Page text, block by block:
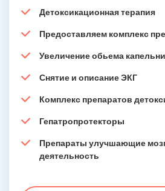
Детоксикационная терапия
Предоставляем комплекс
Увеличение обьема
Снятие и описание ЭКГ
Комплекс препаратов
Гепатропротекторы
Препараты улучшающие
деятельность